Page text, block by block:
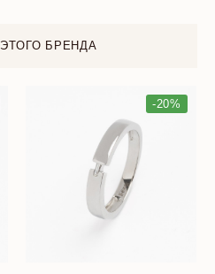
БРЕНДА
-20%